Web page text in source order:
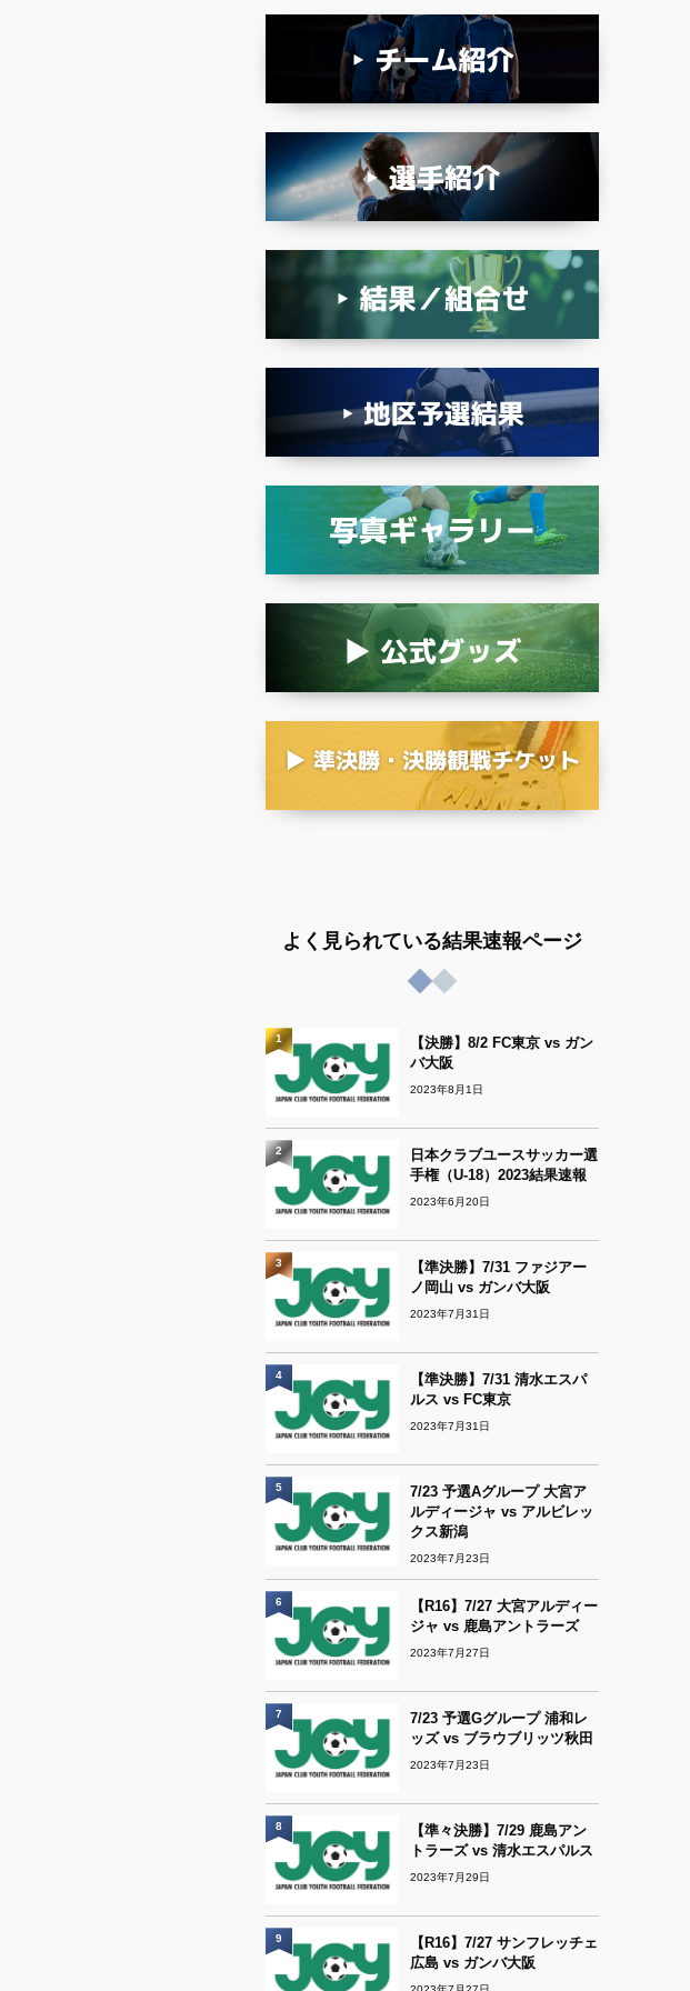
よく見られている結果速報ページ
【決勝】8/2 FC東京 vs ガン
バ大阪
2023年8月1日
1
日本クラブユースサッカー選
手権（U-18）2023結果速報
2023年6月20日
2
【準決勝】7/31 ファジアー
ノ岡山 vs ガンバ大阪
2023年7月31日
3
【準決勝】7/31 清水エスパ
ルス vs FC東京
2023年7月31日
4
7/23 予選Aグループ 大宮ア
ルディージャ vs アルビレッ
クス新潟
2023年7月23日
5
【R16】7/27 大宮アルディー
ジャ vs 鹿島アントラーズ
2023年7月27日
6
7/23 予選Gグループ 浦和レ
ッズ vs ブラウブリッツ秋田
2023年7月23日
7
【準々決勝】7/29 鹿島アン
トラーズ vs 清水エスパルス
2023年7月29日
8
【R16】7/27 サンフレッチェ
広島 vs ガンバ大阪
9